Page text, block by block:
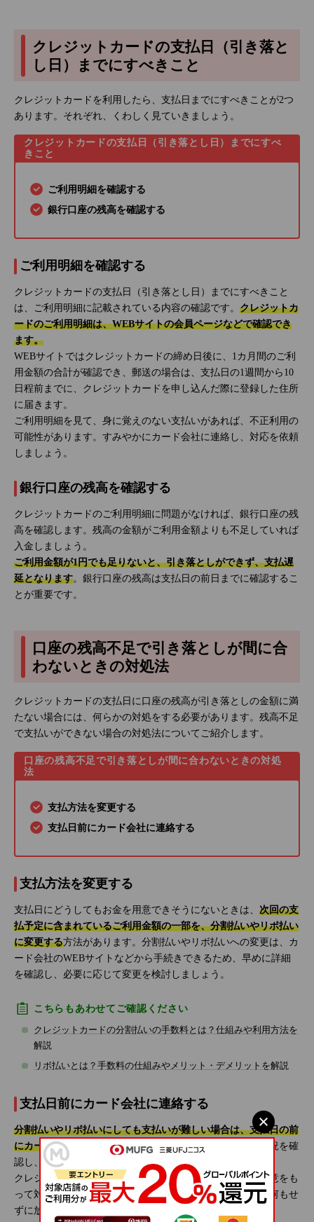
クレジットカードの支払日（引き落と
し日）までにすべきこと
クレジットカードを利用したら、支払日までにすべきことが2つ
あります。それぞれ、くわしく見ていきましょう。
クレジットカードの支払日（引き落とし日）までにすべ
きこと
ご利用明細を確認する
銀行口座の残高を確認する
ご利用明細を確認する
クレジットカードの支払日（引き落とし日）までにすべきこと
は、ご利用明細に記載されている内容の確認です。 クレジットカ
ードのご利用明細は、WEBサイトの会員ページなどで確認でき
ます。
WEBサイトではクレジットカードの締め日後に、1カ月間のご利
用金額の合計が確認でき、郵送の場合は、支払日の1週間から10
日程前までに、クレジットカードを申し込んだ際に登録した住所
に届きます。
ご利用明細を見て、身に覚えのない支払いがあれば、不正利用の
可能性があります。すみやかにカード会社に連絡し、対応を依頼
しましょう。
銀行口座の残高を確認する
クレジットカードのご利用明細に問題がなければ、銀行口座の残
高を確認します。残高の金額がご利用金額よりも不足していれば
入金しましょう。
ご利用金額が1円でも足りないと、引き落としができず、支払遅
延となります。銀行口座の残高は支払日の前日までに確認するこ
とが重要です。
口座の残高不足で引き落としが間に合
わないときの対処法
クレジットカードの支払日に口座の残高が引き落としの金額に満
たない場合には、何らかの対処をする必要があります。残高不足
で支払いができない場合の対処法についてご紹介します。
口座の残高不足で引き落としが間に合わないときの対処
法
支払方法を変更する
支払日前にカード会社に連絡する
支払方法を変更する
支払日にどうしてもお金を用意できそうにないときは、 次回の支
払予定に含まれているご利用金額の一部を、分割払いやリボ払い
に変更する方法があります。分割払いやリボ払いへの変更は、カ
ード会社のWEBサイトなどから手続きできるため、早めに詳細
を確認し、必要に応じて変更を検討しましょう。
こちらもあわせてご確認ください
クレジットカードの分割払いの手数料とは？仕組みや利用方法を
解説
リボ払いとは？手数料の仕組みやメリット・デメリットを解説
支払日前にカード会社に連絡する
分割払いやリボ払いにしても支払いが難しい場合は、支払日の前
にカード会社へ連絡しましょう。カード会社の担当者が状況を確
認し、適切な対応を案内します。
クレジットカードは個人の信用で成り立っているため、誠意をも
って対応することが大切です。支払いが難しい状況でも、何もせ
ずに放置するのは避けましょう。